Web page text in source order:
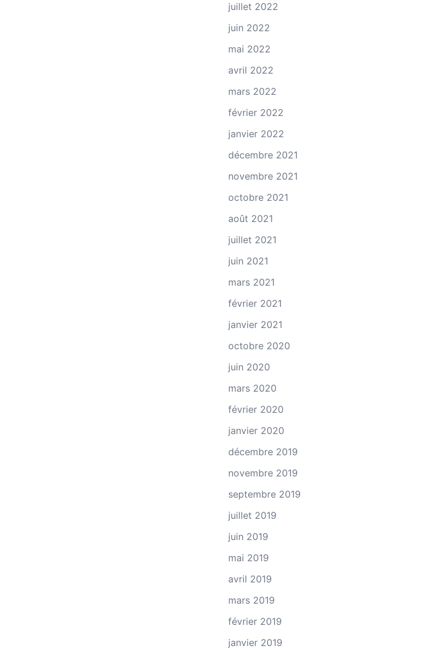
juillet 2022
juin 2022
mai 2022
avril 2022
mars 2022
février 2022
janvier 2022
décembre 2021
novembre 2021
octobre 2021
août 2021
juillet 2021
juin 2021
mars 2021
février 2021
janvier 2021
octobre 2020
juin 2020
mars 2020
février 2020
janvier 2020
décembre 2019
novembre 2019
septembre 2019
juillet 2019
juin 2019
mai 2019
avril 2019
mars 2019
février 2019
janvier 2019